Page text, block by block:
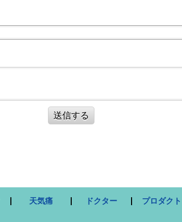
送信する
天気痛 ドクター プロダクト